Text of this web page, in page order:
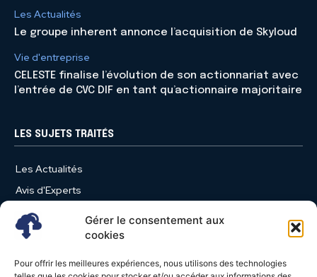
Gérer le consentement aux
cookies
Pour offrir les meilleures expériences, nous utilisons des technologies
Les Actualités
Le groupe inherent annonce l’acquisition de Skyloud
Vie d'entreprise
CELESTE finalise l’évolution de son actionnariat avec
l’entrée de CVC DIF en tant qu’actionnaire majoritaire
LES SUJETS TRAITÉS
Les Actualités
Avis d'Experts
Produits et Services
Vie d'entreprise